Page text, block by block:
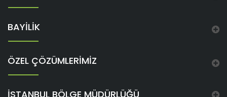
BAYİLİK
ÖZEL ÇÖZÜMLERİMİZ
İSTANBUL BÖLGE MÜDÜRLÜĞÜ